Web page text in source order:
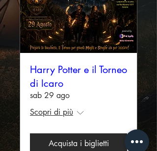
Harry Potter e il Torneo
di Icaro
sab 29 ago
Scopri di più
Acquista i biglietti